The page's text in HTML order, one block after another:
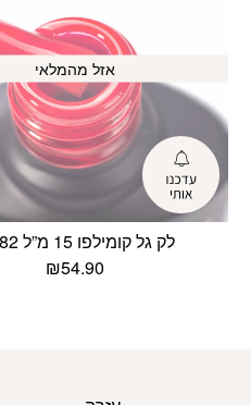
אזל מהמלאי
לק גל קומילפו 15 מ”ל D082
₪54.90